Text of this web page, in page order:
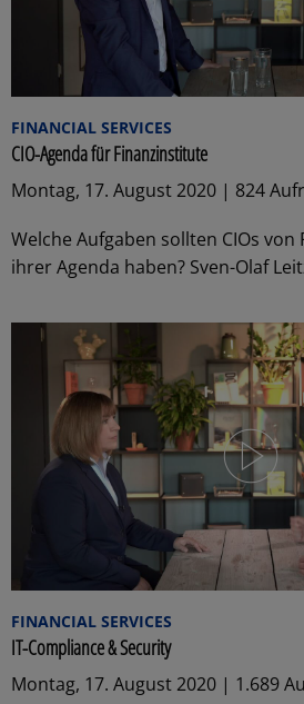
FINANCIAL SERVICES
CIO-Agenda für Finanzinstitute
Montag, 17. August 2020 | 824
Welche Aufgaben sollten CIOs
ihrer Agenda haben? Sven-Olaf
FINANCIAL SERVICES
IT-Compliance & Security
Montag, 17. August 2020 | 1.689